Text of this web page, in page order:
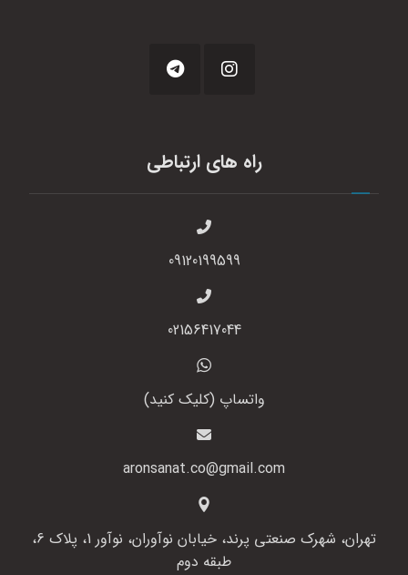
راه های ارتباطی
09120199599
02156417044
واتساپ (کلیک کنید)
aronsanat.co@gmail.com
تهران، شهرک صنعتی پرند، خیابان نوآوران، نوآور 1، پلاک 6،
طبقه دوم